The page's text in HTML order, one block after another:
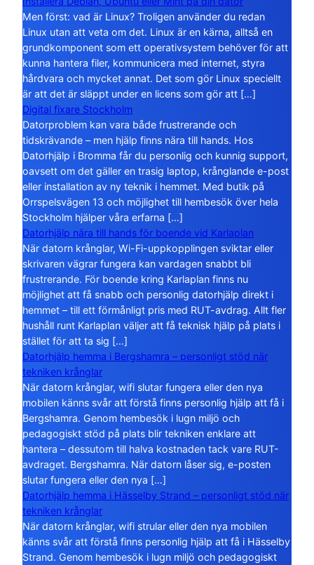
Men först: vad är Linux? Troligen använder du redan
Linux utan att veta om det. Linux är en kärna, alltså en
grundkomponent som ett operativsystem behöver för att
kunna hantera filer, kommunicera med internet, styra
hårdvara och mycket annat. Det som gör Linux speciellt
är att det är släppt under en licens som gör att […]
Digital fixare Stockholm
Datorproblem kan vara både frustrerande och
tidskrävande – men hjälp finns nära till hands. Hos
Datorhjälp i Bromma får du personlig och kunnig support,
oavsett om det gäller en trasig laptop, krånglande e-post
eller installation av ny teknik i hemmet. Med butik på
Orrspelsvägen 13 och möjlighet till hembesök över hela
Stockholm hjälper våra erfarna […]
Datorhjälp nära till hands för boende vid Karlaplan
När datorn krånglar, Wi-Fi-uppkopplingen sviktar eller
skrivaren vägrar fungera kan vardagen snabbt bli
frustrerande. För boende kring Karlaplan finns nu
möjlighet att få snabb och personlig datorhjälp direkt i
hemmet – till ett förmånligt pris med RUT-avdrag. Allt fler
hushåll runt Karlaplan väljer att få teknisk hjälp på plats i
stället för att ta sig […]
Datorhjälp hemma i Bergshamra – personligt stöd när
tekniken krånglar
När datorn krånglar, wifi slutar fungera eller den nya
mobilen känns svår att förstå finns personlig hjälp att få i
Bergshamra. Genom hembesök i lugn miljö och
pedagogiskt stöd på plats blir tekniken enklare att
hantera – dessutom till halva kostnaden tack vare RUT-
avdraget. Bergshamra. När datorn låser sig, e-posten
slutar fungera eller den nya […]
Datorhjälp hemma i Hässelby Strand – personligt stöd när
tekniken krånglar
När datorn krånglar, wifi strular eller den nya mobilen
känns svår att förstå finns personlig hjälp att få i Hässelby
Strand. Genom hembesök i lugn miljö och pedagogiskt